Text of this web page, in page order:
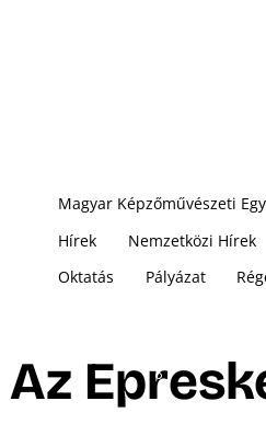
Magyar Képzőművészeti
Hírek
Nemzetközi Hírek
Oktatás
Pályázat
Az